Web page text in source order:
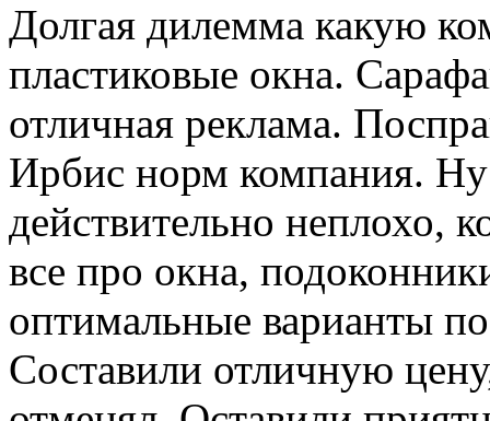
Долгая дилемма какую
пластиковые окна.
отличная реклама.
Ирбис норм компания.
действительно неплохо,
все про окна,
оптимальные варианты
Составили отличную